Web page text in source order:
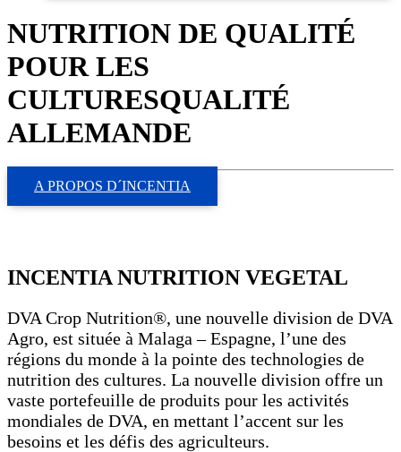
NUTRITION DE QUALITÉ
POUR LES
CULTURESQUALITÉ
ALLEMANDE
A PROPOS D´INCENTIA
INCENTIA NUTRITION VEGETAL
DVA Crop Nutrition®, une nouvelle division de DVA
Agro, est située à Malaga – Espagne, l’une des
régions du monde à la pointe des technologies de
nutrition des cultures. La nouvelle division offre un
vaste portefeuille de produits pour les activités
mondiales de DVA, en mettant l’accent sur les
besoins et les défis des agriculteurs.